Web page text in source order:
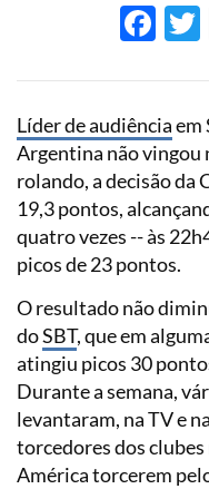
Líder deaudiênciaem
Argentina não vingou
rolando, a decisão da
19,3 pontos,
quatro vezes -- às
picos de 23 pontos.
O resultado não
doSBT, que em
atingiu picos 30
Durante a semana,
levantaram, na TV e
torcedores dos
América torcerem